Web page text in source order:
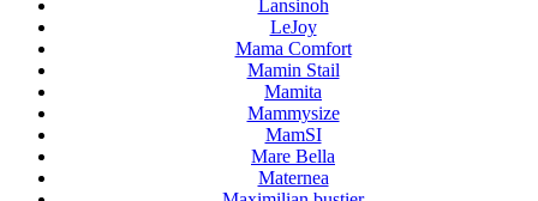
Lansinoh
LeJoy
Mama Comfort
Mamin Stail
Mamita
Mammysize
MamSI
Mare Bella
Maternea